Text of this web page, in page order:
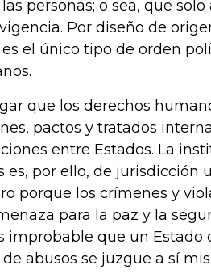
personas; o sea, que solo
Por diseño de
el único tipo de orden
que los derechos
pactos y tratados
entre Estados. La
es, por ello, de jurisdicción
porque los crímenes y
para la paz y la
improbable que un
abusos se juzgue a sí